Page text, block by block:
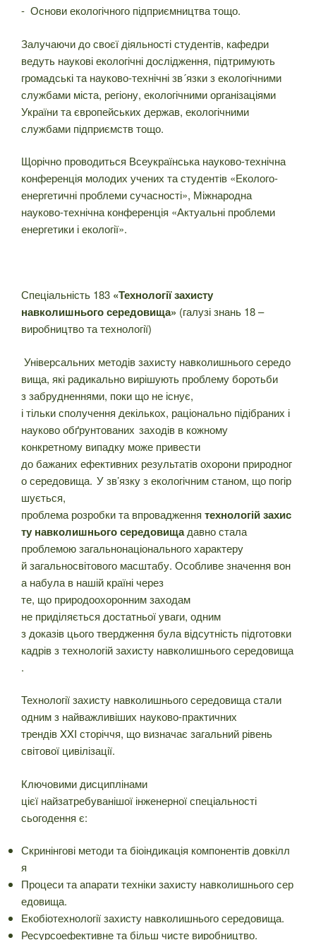
- Основи екологічного підприємництва тощо.
Залучаючи до своєї діяльності студентів, кафедри
ведуть наукові екологічні дослідження, підтримують
громадські та науково-технічні зв´язки з екологічними
службами міста, регіону, екологічними організаціями
України та європейських держав, екологічними
службами підприємств тощо.
Щорічно проводиться Всеукраїнська науково-технічна
конференція молодих учених та студентів «Еколого-
енергетичні проблеми сучасності», Міжнародна
науково-технічна конференція «Актуальні проблеми
енергетики і екології».
Спеціальність 183 «Технології захисту
навколишнього середовища» (галузі знань 18 –
виробництво та технології)
Універсальних методів захисту навколишнього середо
вища, які радикально вирішують проблему боротьби
з забрудненнями, поки що не існує,
і тільки сполучення декількох, раціонально підібраних і
науково обґрунтованих заходів в кожному
конкретному випадку може привести
до бажаних ефективних результатів охорони природног
о середовища. У зв’язку з екологічним станом, що погір
шується,
проблема розробки та впровадження технологійзахис
ту навколишньогосередовищадавно стала
проблемою загальнонаціонального характеру
й загальносвітового масштабу. Особливе значення вон
а набула в нашій країні через
те, що природоохоронним заходам
не приділяється достатньої уваги, одним
з доказів цього твердження була відсутність підготовки
кадрів з технологій захисту навколишнього середовища
.
Технології захисту навколишнього середовища стали
одним з найважливіших науково-практичних
трендів XXI сторіччя, що визначає загальний рівень
світової цивілізації.
Ключовими дисциплінами
цієї найзатребуванішої інженерної спеціальності
сьогодення є:
Скринінгові методи та біоіндикація компонентів довкілл
я
Процеси та апарати техніки захисту навколишнього сер
едовища.
Екобіотехнології захисту навколишнього середовища.
Ресурсоефективне та більш чисте виробництво.